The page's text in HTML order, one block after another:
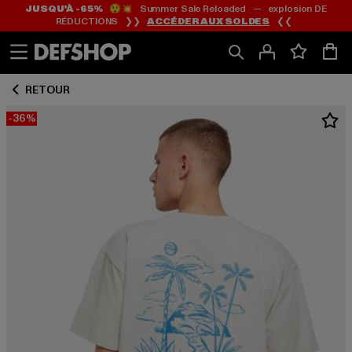
Passer
au
Passer
au
de
JUSQU’À -65%😲💥 Summer Sale Reloaded — explosion DE
RÉDUCTIONS ❯❯ACCÉDER AUX SOLDES ❮❮
RETOUR
-36%